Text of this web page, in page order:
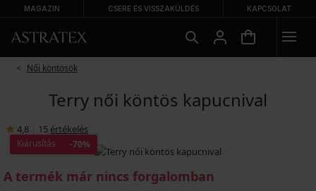
MAGAZIN CSERE ÉS VISSZAKÜLDÉS KAPCSOLAT
Női köntösök
Terry női köntös kapucnival
4,8 15 értékelés
Kiárusítás -70%
A termék már nincs forgalomban